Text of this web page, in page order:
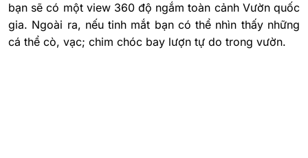
bạn sẽ có một view 360 độ ngắm toàn cảnh Vườn quốc
gia. Ngoài ra, nếu tinh mắt bạn có thể nhìn thấy những
cá thể cò, vạc; chim chóc bay lượn tự do trong vườn.